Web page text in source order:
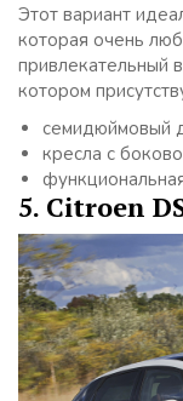
Этот вариант
которая очень
привлекательный
котором
семидюймовый
кресла с
5. Citroen